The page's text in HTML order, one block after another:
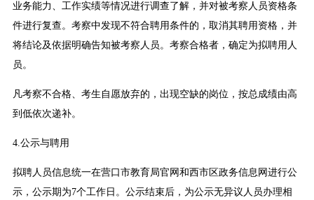
业务能力、工作实绩等情况进行调查了解，并对被考察人员资格条
件进行复查。考察中发现不符合聘用条件的，取消其聘用资格，并
将结论及依据明确告知被考察人员。考察合格者，确定为拟聘用人
员。
凡考察不合格、考生自愿放弃的，出现空缺的岗位，按总成绩由高
到低依次递补。
4.公示与聘用
拟聘人员信息统一在营口市教育局官网和西市区政务信息网进行公
示，公示期为7个工作日。公示结束后，为公示无异议人员办理相